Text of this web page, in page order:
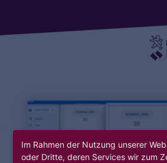
Im Rahmen der Nutzung unserer
oder Dritte, deren Services wir zum